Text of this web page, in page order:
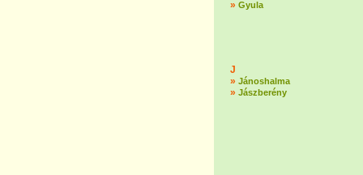
» Gyula
J
» Jánoshalma
» Jászberény